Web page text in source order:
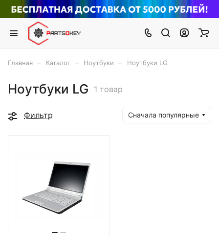
Главная Каталог Ноутбуки Ноутбуки LG
Ноутбуки LG 1 товар
Фильтр Сначала популярные